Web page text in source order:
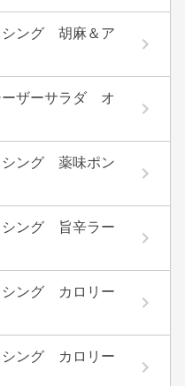
シング 胡麻＆ア
ザーサラダ オ
シング 薬味ポン
シング 旨辛ラー
シング カロリー
シング カロリー